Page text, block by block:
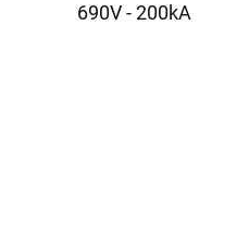
690V - 200kA